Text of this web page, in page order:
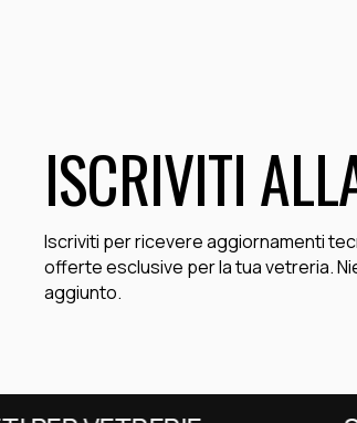
ISCRIVITI
Iscriviti per ricevere aggiornamenti
offerte esclusive per la tua vetreria.
aggiunto.